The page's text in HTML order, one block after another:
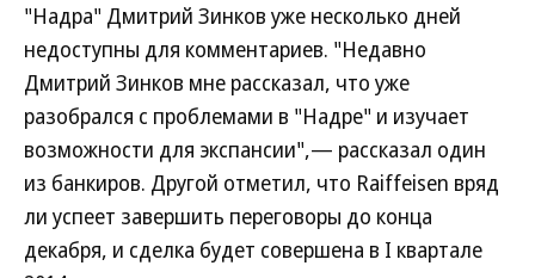
"Надра" Дмитрий Зинков уже несколько дней
недоступны для комментариев. "Недавно
Дмитрий Зинков мне рассказал, что уже
разобрался с проблемами в "Надре" и изучает
возможности для экспансии",— рассказал один
из банкиров. Другой отметил, что Raiffeisen вряд
ли успеет завершить переговоры до конца
декабря, и сделка будет совершена в I квартале